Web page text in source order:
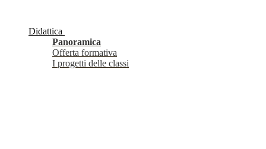
Didattica
Panoramica
Offerta formativa
I progetti delle classi